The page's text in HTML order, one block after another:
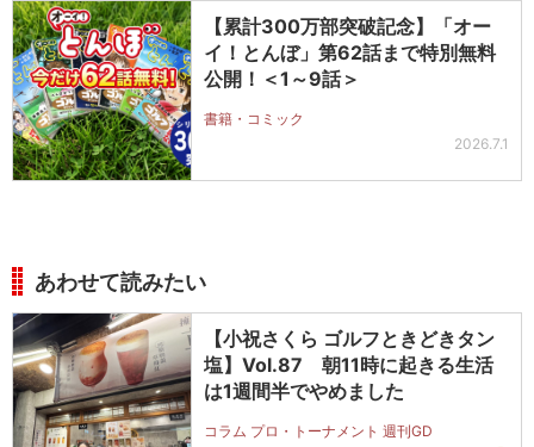
【累計300万部突破記念】「オー
イ！とんぼ」第62話まで特別無料
公開！＜1～9話＞
書籍・コミック
2026.7.1
あわせて読みたい
【小祝さくら ゴルフときどきタン
塩】Vol.87 朝11時に起きる生活
は1週間半でやめました
コラム プロ・トーナメント 週刊GD